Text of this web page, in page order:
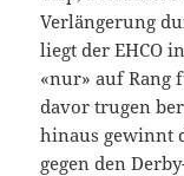
Verlängerung
liegt der EHCO
«nur» auf Rang
davor trugen
hinaus gewinnt
gegen den